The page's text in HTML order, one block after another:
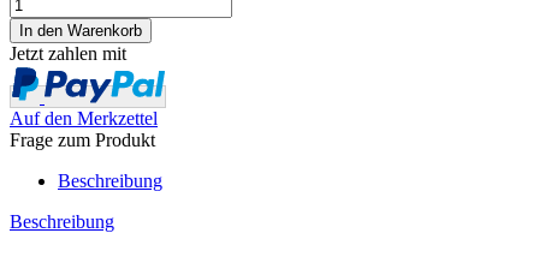
Jetzt zahlen mit
Auf den Merkzettel
Frage zum Produkt
Beschreibung
Beschreibung